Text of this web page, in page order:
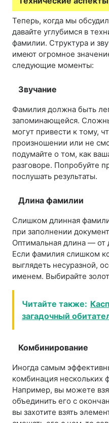
Теперь, когда мы
давайте углубимся в
фамилии. Структура и
имеют огромное
следующие моменты:
Звучание
Фамилия должна быть
запоминающейся.
могут привести к тому,
произношении или не
подумайте о том, как
разговоре. Попробуйте
послушать результаты.
Длина фамилии
Слишком длинная
при заполнении
Оптимальная длина — от
Если фамилия слишком
выглядеть несуразной,
именем. Выбирайте
Читайте также:
загадочный
Комбинирование
Иногда самым
комбинация нескольких
Например, вы можете
объединить его с
вы захотите взять